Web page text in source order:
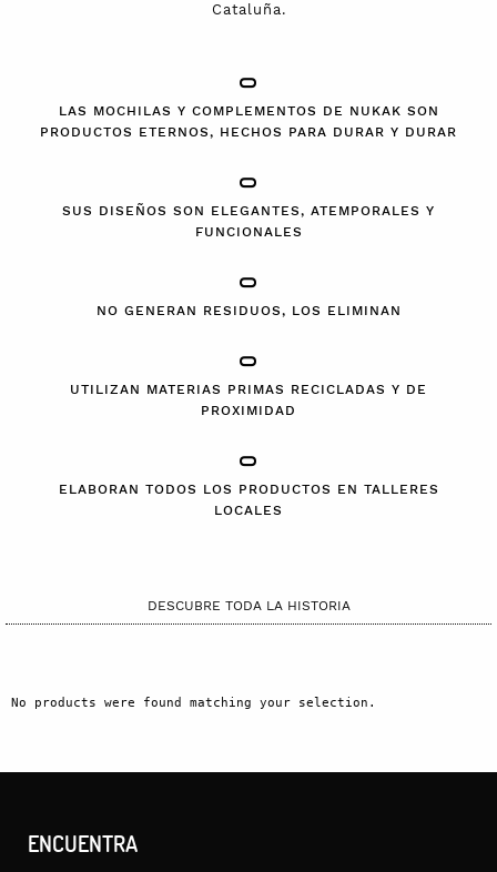
Cataluña.
LAS MOCHILAS Y COMPLEMENTOS DE NUKAK SON
PRODUCTOS ETERNOS, HECHOS PARA DURAR Y DURAR
SUS DISEÑOS SON ELEGANTES, ATEMPORALES Y
FUNCIONALES
NO GENERAN RESIDUOS, LOS ELIMINAN
UTILIZAN MATERIAS PRIMAS RECICLADAS Y DE
PROXIMIDAD
ELABORAN TODOS LOS PRODUCTOS EN TALLERES
LOCALES
DESCUBRE TODA LA HISTORIA
No products were found matching your selection.
ENCUENTRA